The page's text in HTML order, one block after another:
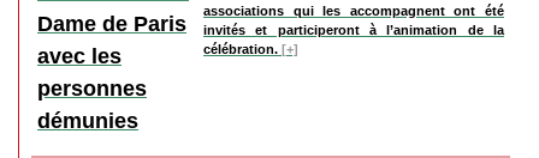
associations qui les accompagnent ont été
invités et participeront à l’animation de la
célébration. [+]